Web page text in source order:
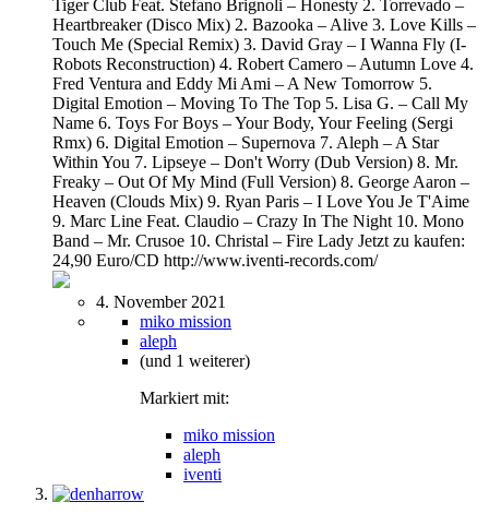
Tiger Club Feat. Stefano Brignoli – Honesty 2. Torrevado –
Heartbreaker (Disco Mix) 2. Bazooka – Alive 3. Love Kills –
Touch Me (Special Remix) 3. David Gray – I Wanna Fly (I-
Robots Reconstruction) 4. Robert Camero – Autumn Love 4.
Fred Ventura and Eddy Mi Ami – A New Tomorrow 5.
Digital Emotion – Moving To The Top 5. Lisa G. – Call My
Name 6. Toys For Boys – Your Body, Your Feeling (Sergi
Rmx) 6. Digital Emotion – Supernova 7. Aleph – A Star
Within You 7. Lipseye – Don't Worry (Dub Version) 8. Mr.
Freaky – Out Of My Mind (Full Version) 8. George Aaron –
Heaven (Clouds Mix) 9. Ryan Paris – I Love You Je T'Aime
9. Marc Line Feat. Claudio – Crazy In The Night 10. Mono
Band – Mr. Crusoe 10. Christal – Fire Lady Jetzt zu kaufen:
24,90 Euro/CD http://www.iventi-records.com/
4. November 2021
miko mission
aleph
(und 1 weiterer)
Markiert mit:
miko mission
aleph
iventi